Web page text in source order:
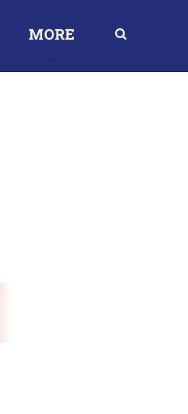
MORE